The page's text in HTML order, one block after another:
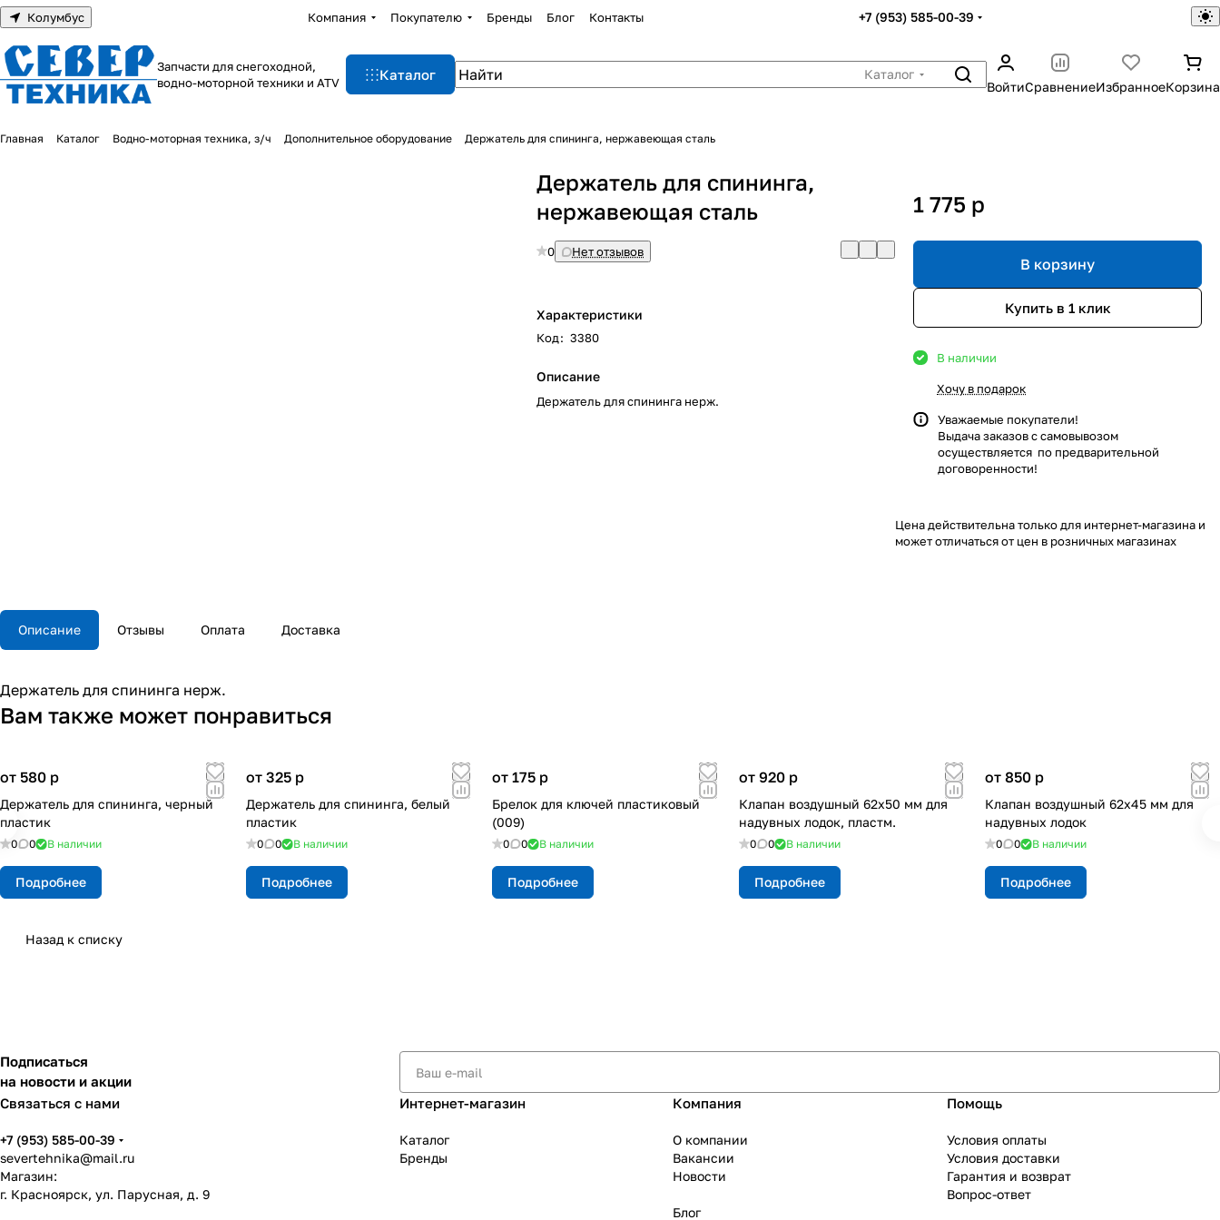
Колумбус Компания Покупателю Бренды Блог Контакты +7 (953) 585-00-39
Запчасти для снегоходной,
водно-моторной техники и ATV
Каталог
Каталог
ВойтиСравнениеИзбранноеКорзина
Главная Каталог Водно-моторная техника, з/ч Дополнительное оборудование Держатель для спининга, нержавеющая сталь
Держатель для спининга,
нержавеющая сталь
0 Нет отзывов
Характеристики
Код: 3380
Описание
Держатель для спининга нерж.
1 775 p
В корзину
Купить в 1 клик
В наличии
Хочу в подарок
Уважаемые покупатели!
Выдача заказов с самовывозом
осуществляется по предварительной
договоренности!
Цена действительна только для интернет-магазина и
может отличаться от цен в розничных магазинах
Описание Отзывы Оплата Доставка
Держатель для спининга нерж.
Вам также может понравиться
от 580 p
Держатель для спининга, черный
пластик
0 0 В наличии
Подробнее
от 325 p
Держатель для спининга, белый
пластик
0 0 В наличии
Подробнее
от 175 p
Брелок для ключей пластиковый
(009)
0 0 В наличии
Подробнее
от 920 p
Клапан воздушный 62х50 мм для
надувных лодок, пластм.
0 0 В наличии
Подробнее
от 850 p
Клапан воздушный 62х45 мм для
надувных лодок
0 0 В наличии
Подробнее
Назад к списку
Подписаться
на новости и акции
Связаться с нами
+7 (953) 585-00-39
severtehnika@mail.ru
Магазин:
г. Красноярск, ул. Парусная, д. 9
Интернет-магазин
Каталог
Бренды
Компания
О компании
Вакансии
Новости
Блог
Помощь
Условия оплаты
Условия доставки
Гарантия и возврат
Вопрос-ответ